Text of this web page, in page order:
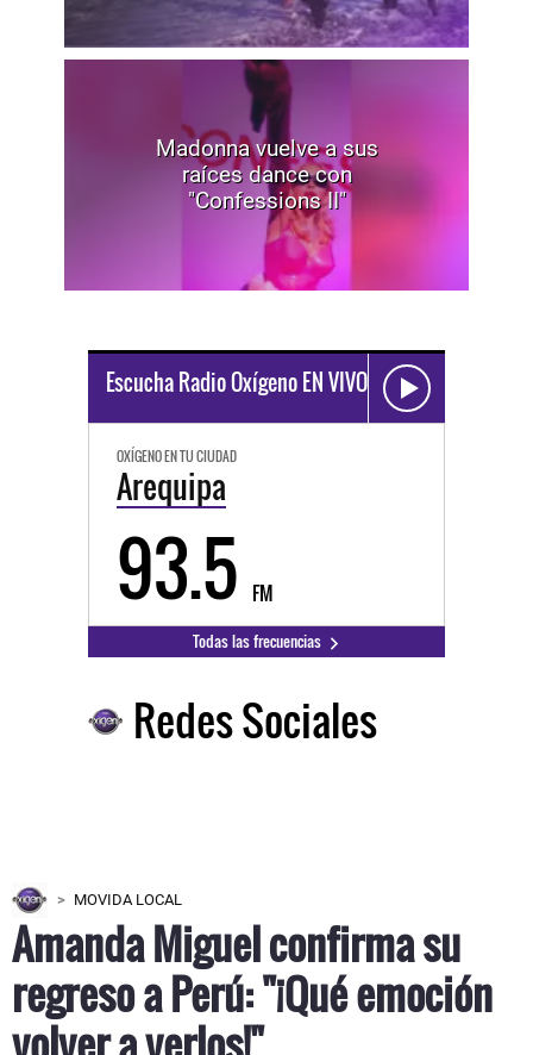
Madonna vuelve a sus
raíces dance con
"Confessions II"
Escucha Radio Oxígeno EN VIVO
OXÍGENO EN TU CIUDAD
Arequipa
93.5 FM
Todas las frecuencias
Redes Sociales
MOVIDA LOCAL
Amanda Miguel confirma su
regreso a Perú: "¡Qué emoción